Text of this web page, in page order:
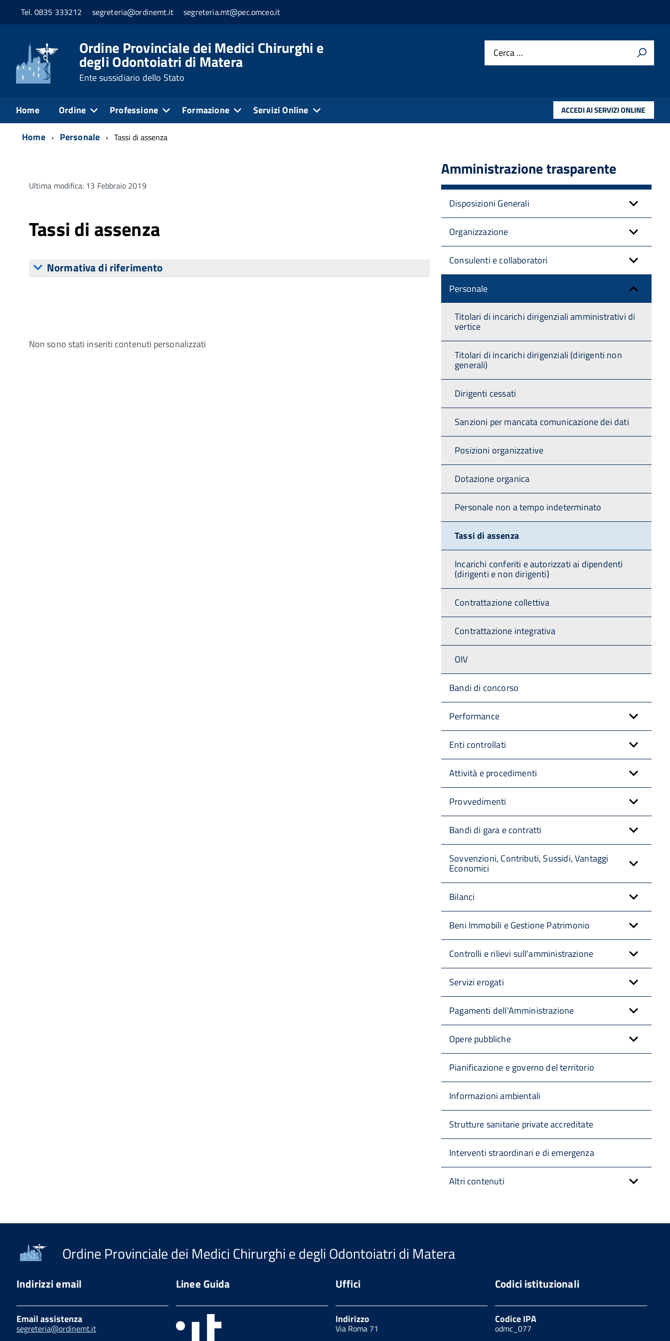
Tel. 0835 333212 segreteria@ordinemt.it segreteria.mt@pec.omceo.it
Ordine Provinciale dei Medici Chirurghi e
degli Odontoiatri di Matera
Ente sussidiario dello Stato
Cerca …
Home Ordine Professione Formazione Servizi Online ACCEDI AI SERVIZI ONLINE
Home Personale Tassi di assenza
Ultima modifica: 13 Febbraio 2019
Tassi di assenza
Normativa di riferimento
Non sono stati inseriti contenuti personalizzati
Amministrazione trasparente
Disposizioni Generali
Organizzazione
Consulenti e collaboratori
Personale
Titolari di incarichi dirigenziali amministrativi di
vertice
Titolari di incarichi dirigenziali (dirigenti non
generali)
Dirigenti cessati
Sanzioni per mancata comunicazione dei dati
Posizioni organizzative
Dotazione organica
Personale non a tempo indeterminato
Tassi di assenza
Incarichi conferiti e autorizzati ai dipendenti
(dirigenti e non dirigenti)
Contrattazione collettiva
Contrattazione integrativa
OIV
Bandi di concorso
Performance
Enti controllati
Attività e procedimenti
Provvedimenti
Bandi di gara e contratti
Sovvenzioni, Contributi, Sussidi, Vantaggi
Economici
Bilanci
Beni Immobili e Gestione Patrimonio
Controlli e rilievi sull'amministrazione
Servizi erogati
Pagamenti dell'Amministrazione
Opere pubbliche
Pianificazione e governo del territorio
Informazioni ambientali
Strutture sanitarie private accreditate
Interventi straordinari e di emergenza
Altri contenuti
Ordine Provinciale dei Medici Chirurghi e degli Odontoiatri di Matera
Indirizzi email
Email assistenza
segreteria@ordinemt.it
Linee Guida Uffici
Indirizzo
Via Roma 71
Codici istituzionali
Codice IPA
odmc_077